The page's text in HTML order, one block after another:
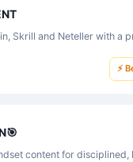
Skrill and Neteller with a
⚡
content for